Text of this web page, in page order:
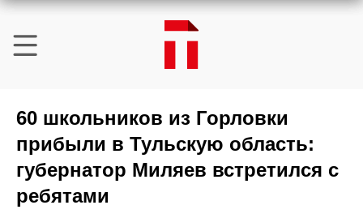
60 школьников из Горловки
прибыли в Тульскую область:
губернатор Миляев встретился с
ребятами